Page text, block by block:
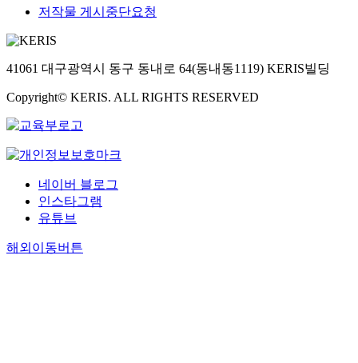
저작물 게시중단요청
41061 대구광역시 동구 동내로 64(동내동1119) KERIS빌딩
Copyright© KERIS. ALL RIGHTS RESERVED
네이버 블로그
인스타그램
유튜브
해외이동버튼